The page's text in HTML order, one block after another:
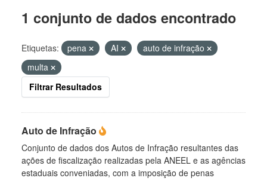
1 conjunto de dados encontrado
Etiquetas: pena AI
auto de infração
multa
Filtrar Resultados
Auto de Infração
Conjunto de dados dos Autos de Infração resultantes das
ações de fiscalização realizadas pela ANEEL e as agências
estaduais conveniadas, com a imposição de penas